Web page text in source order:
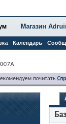
Календарь
Магазин
почитать